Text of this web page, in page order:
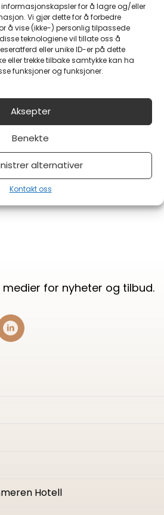
informasjonskapsler for å lagre og/eller
Vi gjør dette for å forbedre
å vise (ikke-) personlig tilpassede
teknologiene vil tillate oss å
eller unike ID-er på dette
eller trekke tilbake samtykke kan ha
funksjoner og funksjoner.
Aksepter
Benekte
alternativer
Kontakt oss
Send skjema
medier for nyheter og tilbud.
Hotell